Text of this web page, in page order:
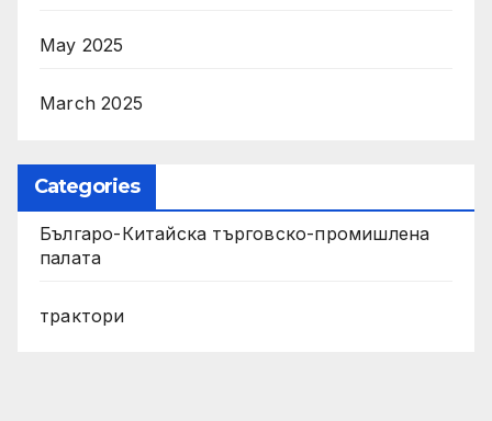
May 2025
March 2025
Categories
Българо-Китайска търговско-промишлена
палата
трактори